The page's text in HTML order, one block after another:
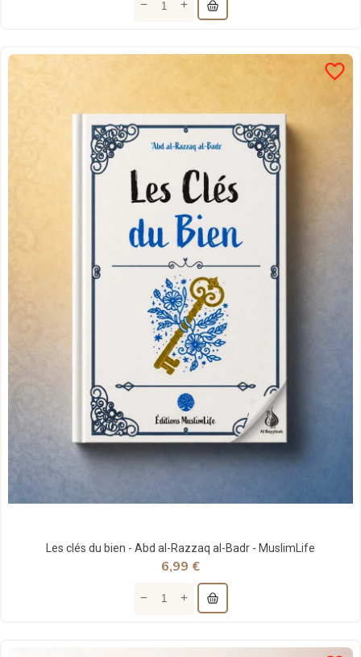
favorite_border
Les clés du bien - Abd al-Razzaq al-Badr - MuslimLife
6,99 €